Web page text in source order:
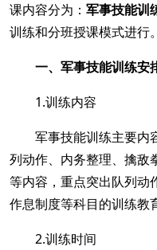
课内容分为： 军事技能训
训练和分班授课模式进行。
一、军事技能训练安
1.训练内容
军事技能训练主要内
列动作、内务整理、擒敌
等内容，重点突出队列动
作息制度等科目的训练教
2.训练时间